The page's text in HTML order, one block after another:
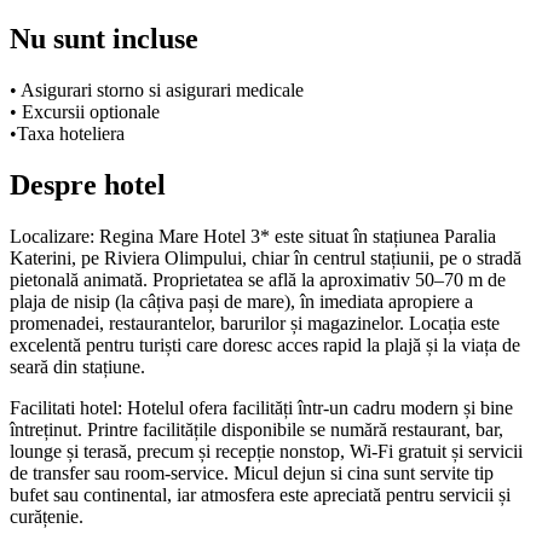
Nu sunt incluse
• Asigurari storno si asigurari medicale
• Excursii optionale
•Taxa hoteliera
Despre hotel
Localizare: Regina Mare Hotel 3* este situat în stațiunea Paralia
Katerini, pe Riviera Olimpului, chiar în centrul stațiunii, pe o stradă
pietonală animată. Proprietatea se află la aproximativ 50–70 m de
plaja de nisip (la câțiva pași de mare), în imediata apropiere a
promenadei, restaurantelor, barurilor și magazinelor. Locația este
excelentă pentru turiști care doresc acces rapid la plajă și la viața de
seară din stațiune.
Facilitati hotel: Hotelul ofera facilități într-un cadru modern și bine
întreținut. Printre facilitățile disponibile se numără restaurant, bar,
lounge și terasă, precum și recepție nonstop, Wi-Fi gratuit și servicii
de transfer sau room-service. Micul dejun si cina sunt servite tip
bufet sau continental, iar atmosfera este apreciată pentru servicii și
curățenie.